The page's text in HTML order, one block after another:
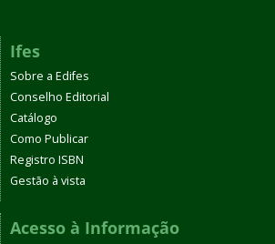
Ifes
Sobre a Edifes
Conselho Editorial
Catálogo
Como Publicar
Registro ISBN
Gestão à vista
Acesso à Informação